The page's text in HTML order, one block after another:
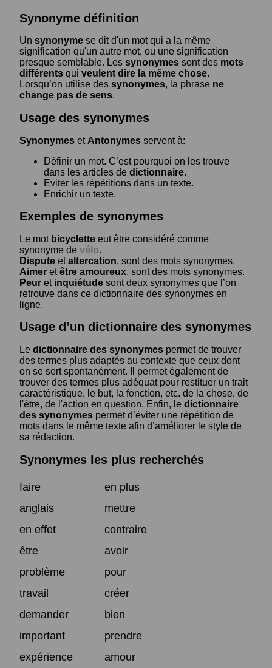
Synonyme définition
Un synonyme se dit d'un mot qui a la même
signification qu'un autre mot, ou une signification
presque semblable. Les synonymes sont des mots
différents qui veulent dire la même chose.
Lorsqu’on utilise des synonymes, la phrase ne
change pas de sens.
Usage des synonymes
Synonymes et Antonymes servent à:
Définir un mot. C’est pourquoi on les trouve
dans les articles de dictionnaire.
Eviter les répétitions dans un texte.
Enrichir un texte.
Exemples de synonymes
Le mot bicyclette eut être considéré comme
synonyme de vélo.
Dispute etaltercation, sont des mots synonymes.
Aimer etêtre amoureux, sont des mots synonymes.
Peur et inquiétude sont deux synonymes que l’on
retrouve dans ce dictionnaire des synonymes en
ligne.
Usage d’un dictionnaire des synonymes
Le dictionnaire des synonymes permet de trouver
des termes plus adaptés au contexte que ceux dont
on se sert spontanément. Il permet également de
trouver des termes plus adéquat pour restituer un trait
caractéristique, le but, la fonction, etc. de la chose, de
l'être, de l'action en question. Enfin, le dictionnaire
des synonymes permet d’éviter une répétition de
mots dans le même texte afin d’améliorer le style de
sa rédaction.
Synonymes les plus recherchés
faire
en plus
anglais
mettre
en effet
contraire
être
avoir
problème
pour
travail
créer
demander
bien
important
prendre
expérience
amour